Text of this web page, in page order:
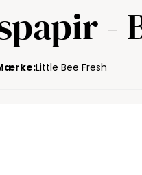
-
Little Bee Fresh